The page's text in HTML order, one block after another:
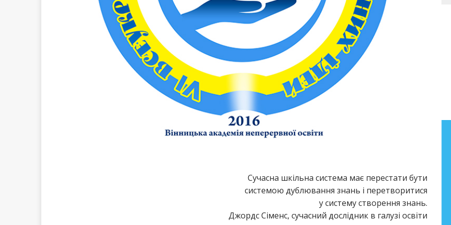
Сучасна шкільна система має перестати бути
системою дублювання знань і перетворитися
у систему створення знань.
Джордс Сіменс, сучасний дослідник в галузі освіти
Бібліографічний покажчик праць
старшого наукового співробітника
лабораторії літературної освіти
Інституту педагогіки НАПН України